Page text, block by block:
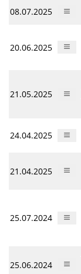
08.07.2025
20.06.2025
21.05.2025
24.04.2025
21.04.2025
25.07.2024
25.06.2024